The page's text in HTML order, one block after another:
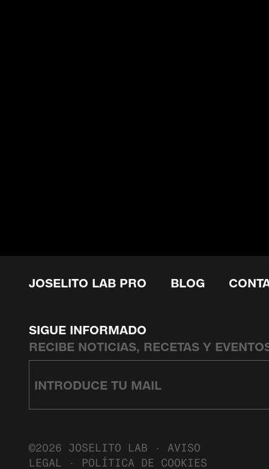
JOSELITO LAB PRO BLOG
SIGUE INFORMADO
RECIBE NOTICIAS, RECETAS Y
©2026 JOSELITO LAB · AVISO
LEGAL · POLÍTICA DE COOKIES